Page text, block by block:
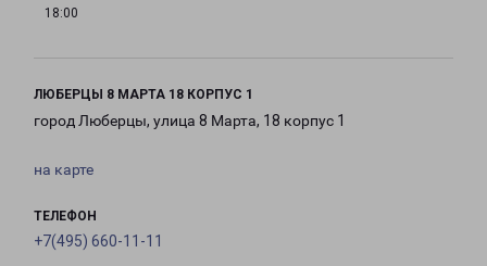
18:00
ЛЮБЕРЦЫ 8 МАРТА 18 КОРПУС 1
город Люберцы, улица 8 Марта, 18 корпус 1
на карте
ТЕЛЕФОН
+7(495) 660-11-11